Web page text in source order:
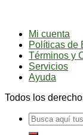
Mi cuenta
Políticas de
Términos y
Servicios
Ayuda
Todos los
Buscar
por: